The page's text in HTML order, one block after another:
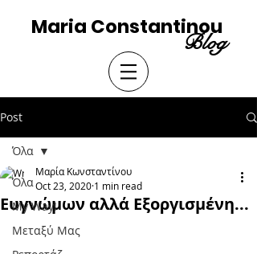
Maria Constantinou
Blog
Post
Όλα
My Way!
Μεταξύ Μας
Όλα
Ευγνώμων αλλά Εξοργισμένη...
Μαρία Κωνσταντίνου
Oct 23, 2020 1 min read